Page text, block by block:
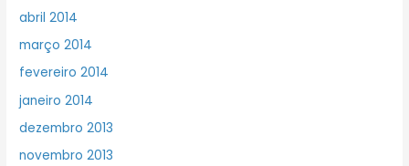
abril 2014
março 2014
fevereiro 2014
janeiro 2014
dezembro 2013
novembro 2013